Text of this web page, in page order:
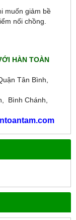
muốn giảm bề
nối chồng.
HÀN TOÀN
Tân Bình,
Bình Chánh,